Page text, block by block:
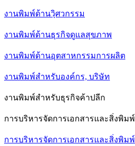
งานพิมพ์ด้านวฺิศวกรรม
งานพิมพ์ด้านธุรกิจดูแลสุขภาพ
งานพิมพ์ด้านอุตสาหกรรมการผลิต
งานพิมพ์สำหรับองค์กร, บริษัท
งานพิมพ์สำหรับธุรกิจค้าปลีก
การบริหารจัดการเอกสารและสิ่งพิมพ์
การบริหารจัดการเอกสารและสิ่งพิมพ์